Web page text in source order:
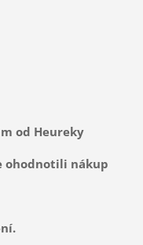
od Heureky
ohodnotili nákup